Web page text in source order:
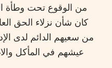
من الوقوع تحت وطأة
كان شأن نزلاء الحق
من سعيهم الدائم لدى
عيشهم في المأكل